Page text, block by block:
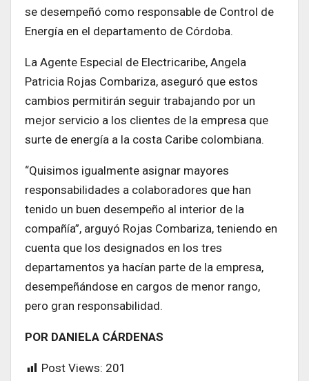
se desempeñó como responsable de Control de
Energía en el departamento de Córdoba.
La Agente Especial de Electricaribe, Angela
Patricia Rojas Combariza, aseguró que estos
cambios permitirán seguir trabajando por un
mejor servicio a los clientes de la empresa que
surte de energía a la costa Caribe colombiana.
“Quisimos igualmente asignar mayores
responsabilidades a colaboradores que han
tenido un buen desempeño al interior de la
compañía”, arguyó Rojas Combariza, teniendo en
cuenta que los designados en los tres
departamentos ya hacían parte de la empresa,
desempeñándose en cargos de menor rango,
pero gran responsabilidad.
POR DANIELA CÁRDENAS
Post Views: 201